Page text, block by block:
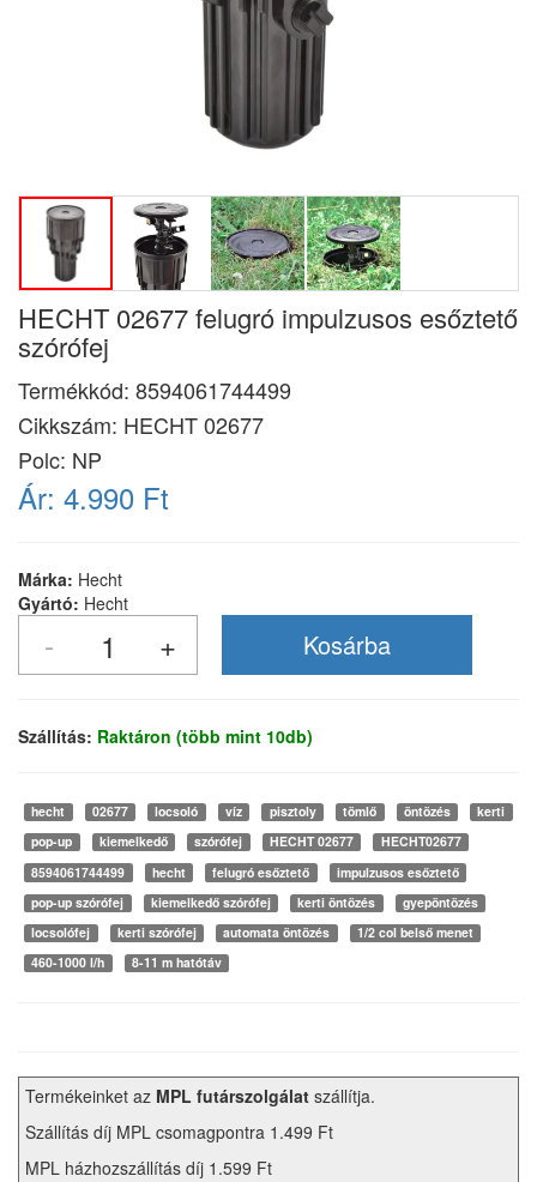
HECHT 02677 felugró impulzusos esőztető
szórófej
Termékkód: 8594061744499
Cikkszám: HECHT 02677
Polc: NP
Ár: 4.990 Ft
Márka: Hecht
Gyártó: Hecht
Szállítás: Raktáron (több mint 10db)
hecht 02677 locsoló víz pisztoly tömlő öntözés
kerti
pop-up
kiemelkedő szórófej HECHT 02677
HECHT02677
8594061744499
hecht felugró esőztető
impulzusos esőztető
pop-up szórófej
kiemelkedő szórófej kerti öntözés
gyepöntözés
locsolófej
kerti szórófej automata öntözés
1/2 col belső menet
460-1000 l/h
8-11 m hatótáv
Termékeinket az MPL futárszolgálat szállítja.
Szállítás díj MPL csomagpontra 1.499 Ft
MPL házhozszállítás díj 1.599 Ft